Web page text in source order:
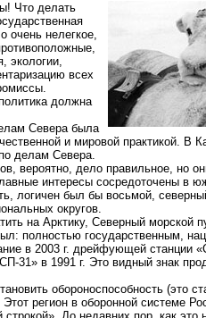
Что делать
очень нелегкое,
экологии,
всех
должна
Севера была
и мировой практикой. В
делам Севера.
вероятно, дело правильное, но
интересы сосредоточены в
логичен был бы восьмой,
округов.
на Арктику, Северный морской
полностью государственным,
в 2003 г. дрейфующей станции
31» в 1991 г. Это видный знак
обороноспособность (это
регион в оборонной системе